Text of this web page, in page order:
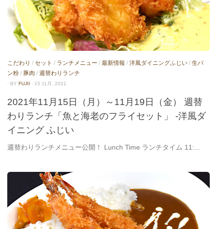
こだわり / セット / ランチメニュー / 最新情報 / 洋風ダイニングふじい / 生パ
ン粉 / 豚肉 / 週替わりランチ
· BY FUJII · 15 11月, 2021
2021年11月15日（月）～11月19日（金） 週替
わりランチ「魚と海老のフライセット」 -洋風ダ
イニング ふじい
週替わりランチメニュー公開！ Lunch Time ランチタイム 11:...